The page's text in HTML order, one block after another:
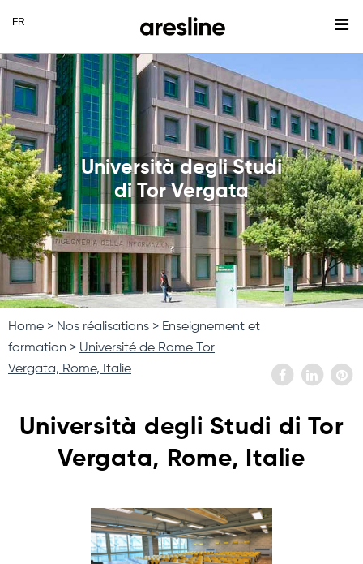
Università degli Studi
di Tor Vergata
Home Nos réalisations
Enseignement et
formation
Université de Rome Tor
Vergata, Rome, Italie
Università degli Studi di Tor
Vergata, Rome, Italie